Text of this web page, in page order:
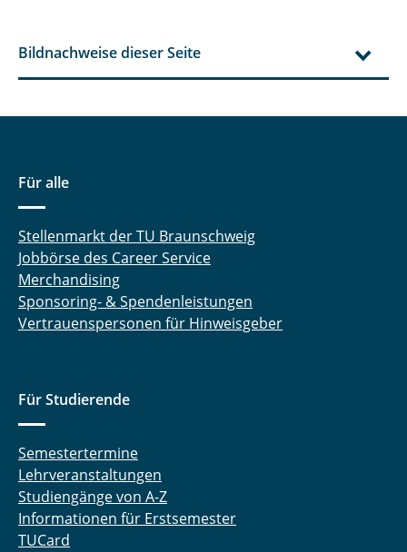
Bildnachweise dieser Seite
Für alle
Stellenmarkt der TU Braunschweig
Jobbörse des Career Service
Merchandising
Sponsoring- & Spendenleistungen
Vertrauenspersonen für Hinweisgeber
Für Studierende
Semestertermine
Lehrveranstaltungen
Studiengänge von A-Z
Informationen für Erstsemester
TUCard